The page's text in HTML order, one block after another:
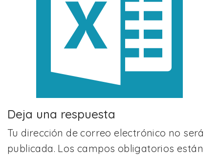
Deja una respuesta
Tu dirección de correo electrónico no será
publicada. Los campos obligatorios están